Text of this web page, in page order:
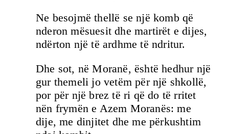
Ne besojmë thellë se një komb që
nderon mësuesit dhe martirët e dijes,
ndërton një të ardhme të ndritur.
Dhe sot, në Moranë, është hedhur një
gur themeli jo vetëm për një shkollë,
por për një brez të ri që do të rritet
nën frymën e Azem Moranës: me
dije, me dinjitet dhe me përkushtim